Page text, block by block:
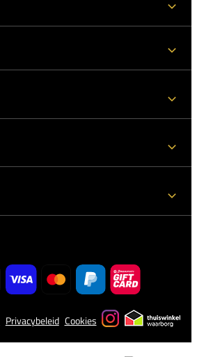
Privacybeleid Cookies